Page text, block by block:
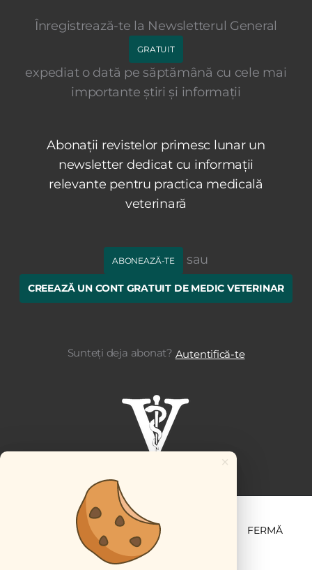
Înregistrează-te la Newsletterul General
GRATUIT
expediat o dată pe săptămână cu cele mai
importante știri și informații
Abonații revistelor primesc lunar un
newsletter dedicat cu informații
relevante pentru practica medicală
veterinară
ABONEAZĂ-TE sau
CREEAZĂ UN CONT GRATUIT DE MEDIC VETERINAR
Sunteți deja abonat? Autentifică-te
ȘTIINȚĂ ȘI PRACTICĂ BUSINESS FERMĂ
×